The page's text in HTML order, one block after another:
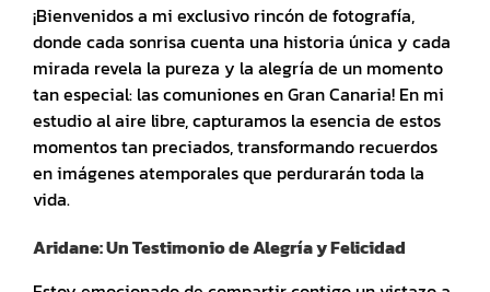
¡Bienvenidos a mi exclusivo rincón de fotografía,
donde cada sonrisa cuenta una historia única y cada
mirada revela la pureza y la alegría de un momento
tan especial: las comuniones en Gran Canaria! En mi
estudio al aire libre, capturamos la esencia de estos
momentos tan preciados, transformando recuerdos
en imágenes atemporales que perdurarán toda la
vida.
Aridane: Un Testimonio de Alegría y Felicidad